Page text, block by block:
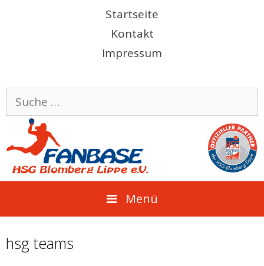
Startseite
Kontakt
Impressum
Suche
nach:
Menü
hsg teams